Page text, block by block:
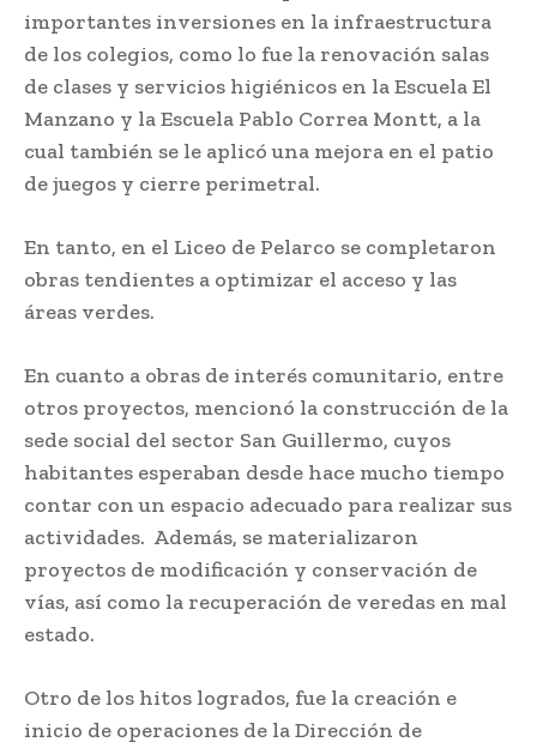
importantes inversiones en la infraestructura
de los colegios, como lo fue la renovación salas
de clases y servicios higiénicos en la Escuela El
Manzano y la Escuela Pablo Correa Montt, a la
cual también se le aplicó una mejora en el patio
de juegos y cierre perimetral.
En tanto, en el Liceo de Pelarco se completaron
obras tendientes a optimizar el acceso y las
áreas verdes.
En cuanto a obras de interés comunitario, entre
otros proyectos, mencionó la construcción de la
sede social del sector San Guillermo, cuyos
habitantes esperaban desde hace mucho tiempo
contar con un espacio adecuado para realizar sus
actividades. Además, se materializaron
proyectos de modificación y conservación de
vías, así como la recuperación de veredas en mal
estado.
Otro de los hitos logrados, fue la creación e
inicio de operaciones de la Dirección de